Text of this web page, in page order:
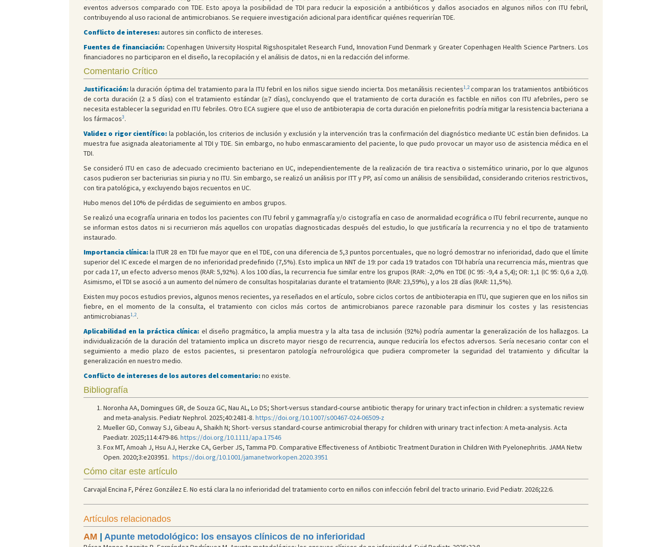
eventos adversos comparado con TDE. Esto apoya la posibilidad de TDI para reducir la exposición a antibióticos y daños asociados en algunos niños con ITU febril,
contribuyendo al uso racional de antimicrobianos. Se requiere investigación adicional para identificar quiénes requerirían TDE.
Conflicto de intereses:autores sin conflicto de intereses.
Fuentes de financiación: Copenhagen University Hospital Rigshospitalet Research Fund, Innovation Fund Denmark y Greater Copenhagen Health Science Partners. Los
financiadores no participaron en el diseño, la recopilación y el análisis de datos, ni en la redacción del informe.
Comentario Crítico
Justificación:la duración óptima del tratamiento para la ITU febril en los niños sigue siendo incierta. Dos metanálisis recientes1,2comparan los tratamientos antibióticos
de corta duración (2 a 5 días) con el tratamiento estándar (≥7 días), concluyendo que el tratamiento de corta duración es factible en niños con ITU afebriles, pero se
necesita establecer la seguridad en ITU febriles. Otro ECA sugiere que el uso de antibioterapia de corta duración en pielonefritis podría mitigar la resistencia bacteriana a
los fármacos3.
Validez o rigor científico: la población, los criterios de inclusión y exclusión y la intervención tras la confirmación del diagnóstico mediante UC están bien definidos. La
muestra fue asignada aleatoriamente al TDI y TDE. Sin embargo, no hubo enmascaramiento del paciente, lo que pudo provocar un mayor uso de asistencia médica en el
TDI.
Se consideró ITU en caso de adecuado crecimiento bacteriano en UC, independientemente de la realización de tira reactiva o sistemático urinario, por lo que algunos
casos pudieron ser bacteriurias sin piuria y no ITU. Sin embargo, se realizó un análisis por ITT y PP, así como un análisis de sensibilidad, considerando criterios restrictivos,
con tira patológica, y excluyendo bajos recuentos en UC.
Hubo menos del 10% de pérdidas de seguimiento en ambos grupos.
Se realizó una ecografía urinaria en todos los pacientes con ITU febril y gammagrafía y/o cistografía en caso de anormalidad ecográfica o ITU febril recurrente, aunque no
se informan estos datos ni si recurrieron más aquellos con uropatías diagnosticadas después del estudio, lo que justificaría la recurrencia y no el tipo de tratamiento
instaurado.
Importancia clínica:la ITUR 28 en TDI fue mayor que en el TDE, con una diferencia de 5,3 puntos porcentuales, que no logró demostrar no inferioridad, dado que el límite
superior del IC excede el margen de no inferioridad predefinido (7,5%). Esto implica un NNT de 19: por cada 19 tratados con TDI habría una recurrencia más, mientras que
por cada 17, un efecto adverso menos (RAR: 5,92%). A los 100 días, la recurrencia fue similar entre los grupos (RAR: -2,0% en TDE (IC 95: -9,4 a 5,4); OR: 1,1 (IC 95: 0,6 a 2,0).
Asimismo, el TDI se asoció a un aumento del número de consultas hospitalarias durante el tratamiento (RAR: 23,59%), y a los 28 días (RAR: 11,5%).
Existen muy pocos estudios previos, algunos menos recientes, ya reseñados en el artículo, sobre ciclos cortos de antibioterapia en ITU, que sugieren que en los niños sin
fiebre, en el momento de la consulta, el tratamiento con ciclos más cortos de antimicrobianos parece razonable para disminuir los costes y las resistencias
antimicrobianas1,2.
Aplicabilidad en la práctica clínica: el diseño pragmático, la amplia muestra y la alta tasa de inclusión (92%) podría aumentar la generalización de los hallazgos. La
individualización de la duración del tratamiento implica un discreto mayor riesgo de recurrencia, aunque reduciría los efectos adversos. Sería necesario contar con el
seguimiento a medio plazo de estos pacientes, si presentaron patología nefrourológica que pudiera comprometer la seguridad del tratamiento y dificultar la
generalización en nuestro medio.
Conflicto de intereses de los autores del comentario:no existe.
Bibliografía
Noronha AA, Domingues GR, de Souza GC, Nau AL, Lo DS; Short-versus standard-course antibiotic therapy for urinary tract infection in children: a systematic review
and meta-analysis. Pediatr Nephrol. 2025;40:2481-8. https://doi.org/10.1007/s00467-024-06509-z
Mueller GD, Conway SJ, Gibeau A, Shaikh N; Short- versus standard-course antimicrobial therapy for children with urinary tract infection: A meta-analysis. Acta
Paediatr. 2025;114:479-86. https://doi.org/10.1111/apa.17546
Fox MT, Amoah J, Hsu AJ, Herzke CA, Gerber JS, Tamma PD. Comparative Effectiveness of Antibiotic Treatment Duration in Children With Pyelonephritis. JAMA Netw
Open. 2020;3:e203951. https://doi.org/10.1001/jamanetworkopen.2020.3951
Cómo citar este artículo
Carvajal Encina F, Pérez González E. No está clara la no inferioridad del tratamiento corto en niños con infección febril del tracto urinario. Evid Pediatr. 2026;22:6.
Artículos relacionados
AM
Apunte metodológico: los ensayos clínicos de no inferioridad